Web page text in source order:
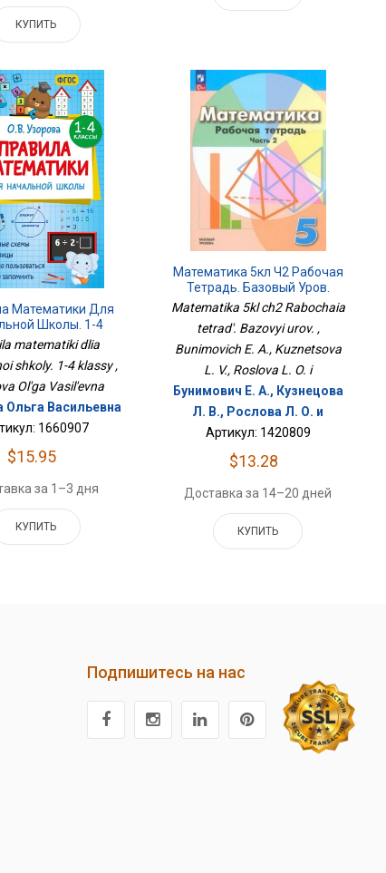
КУПИТЬ
Математики Для
Школы. 1-4
Классы
matematiki dlia
shkoly. 1-4 klassy ,
Ol'ga Vasil'evna
Ольга Васильевна
1660907
$15.95
за 1–3 дня
КУПИТЬ
Математика 5кл Ч2 Рабочая
Тетрадь. Базовый Уров.
Matematika 5kl ch2 Rabochaia
tetrad'. Bazovyi urov. ,
Bunimovich E. A., Kuznetsova
L. V., Roslova L. O. i
Бунимович Е. А., Кузнецова
Л. В., Рослова Л. О. и
Артикул: 1420809
$13.28
Доставка за 14–20 дней
КУПИТЬ
Подпишитесь на нас